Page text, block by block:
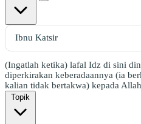
(Ingatlah ketika) lafal Idz di sini
diperkirakan keberadaannya (ia
kalian tidak bertakwa) kepada
Topik